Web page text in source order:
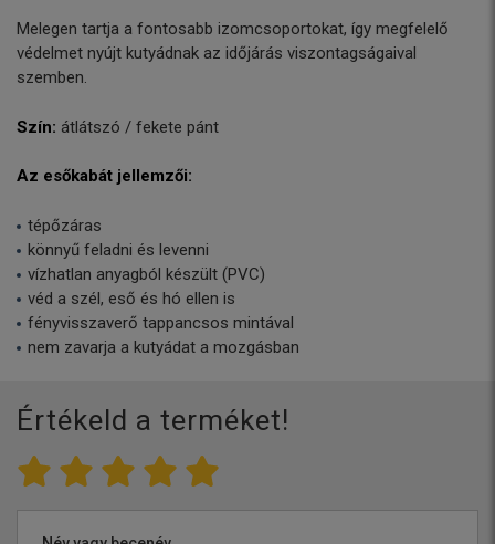
Melegen tartja a fontosabb izomcsoportokat, így megfelelő
védelmet nyújt kutyádnak az időjárás viszontagságaival
szemben.
Szín: átlátszó / fekete pánt
Az esőkabát jellemzői:
tépőzáras
könnyű feladni és levenni
vízhatlan anyagból készült (PVC)
véd a szél, eső és hó ellen is
fényvisszaverő tappancsos mintával
nem zavarja a kutyádat a mozgásban
Értékeld a terméket!